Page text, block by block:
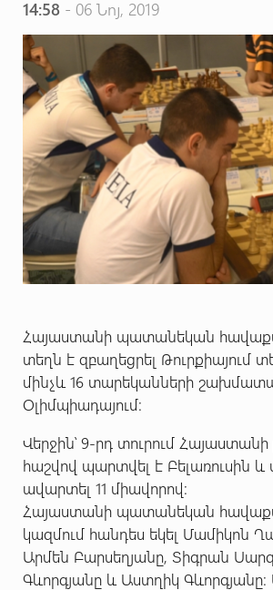
14:58- 06 Նոյ, 2019
Հայաստանի պատանեկան
տեղն է զբաղեցրել Թուրքիայում
մինչև 16 տարեկանների
Օլիմպիադայում:
Վերջին՝ 9-րդ տուրում Հայաստանի
հաշվով պարտվել է Բելառուսին և
ավարտել 11 միավորով:
Հայաստանի պատանեկան
կազմում հանդես եկել Մամիկոն
Արմեն Բարսեղյանը, Տիգրան
Գևորգյանը և Աստղիկ